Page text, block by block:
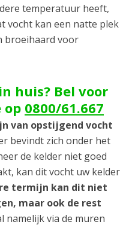
temperatuur heeft,
vocht kan een natte plek
broeihaard voor
huis? Bel voor
op 0800/61.667
van opstijgend vocht
bevindt zich onder het
de kelder niet goed
kan dit vocht uw kelder
termijn kan dit niet
maar ook de rest
namelijk via de muren